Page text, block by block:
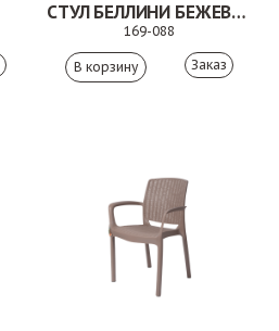
СТУЛ БЕЛЛИНИ БЕЖЕВО-КОРИЧНЕВЫЙ
169-088
Заказ